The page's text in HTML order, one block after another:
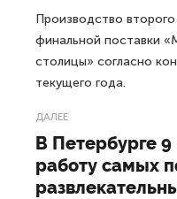
Производство
финальной поставки
столицы» согласно
текущего года.
ДАЛЕЕ
В Петербурге
работу самых